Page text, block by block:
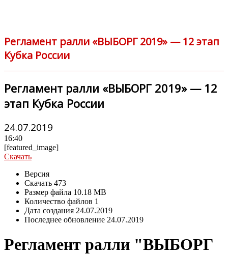
Регламент ралли «ВЫБОРГ 2019» — 12 этап
Кубка России
Регламент ралли «ВЫБОРГ 2019» — 12
этап Кубка России
24.07.2019
16:40
[featured_image]
Скачать
Версия
Скачать 473
Размер файла 10.18 MB
Количество файлов 1
Дата создания 24.07.2019
Последнее обновление 24.07.2019
Регламент ралли "ВЫБОРГ